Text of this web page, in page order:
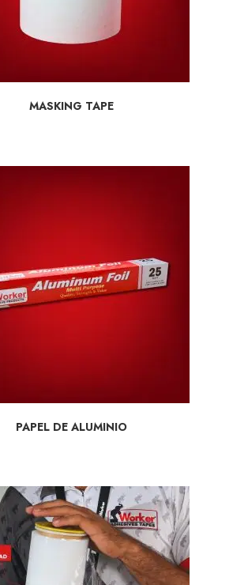
MASKING TAPE
PAPEL DE ALUMINIO